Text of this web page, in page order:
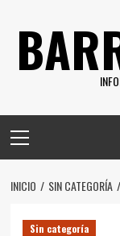
contenido
principal
INICIO SIN CATEGORÍA
Sin categoría